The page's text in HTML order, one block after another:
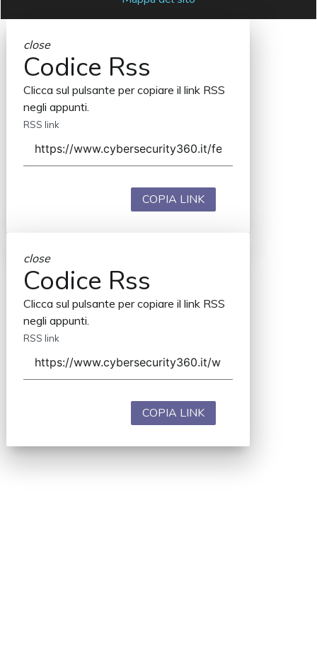
close
Codice Rss
Clicca sul pulsante per copiare il link RSS
negli appunti.
RSS link
COPIA LINK
close
Codice Rss
Clicca sul pulsante per copiare il link RSS
negli appunti.
RSS link
COPIA LINK